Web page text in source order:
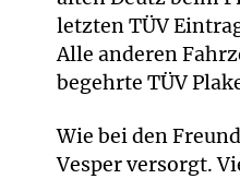
letzten TÜV
Alle anderen
begehrte TÜV
Wie bei den
Vesper versorgt.